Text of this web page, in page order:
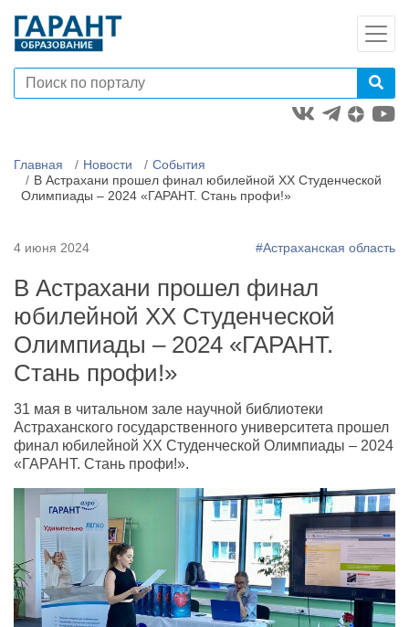
Главная Новости
События
В Астрахани прошел финал юбилейной XX Студенческой
Олимпиады – 2024 «ГАРАНТ. Стань профи!»
4 июня 2024 #Астраханская область
В Астрахани прошел финал
юбилейной XX Студенческой
Олимпиады – 2024 «ГАРАНТ.
Стань профи!»
31 мая в читальном зале научной библиотеки
Астраханского государственного университета прошел
финал юбилейной XX Студенческой Олимпиады – 2024
«ГАРАНТ. Стань профи!».